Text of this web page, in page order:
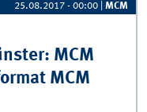
25.08.2017 - 00:00 |MCM
MCM
MCM